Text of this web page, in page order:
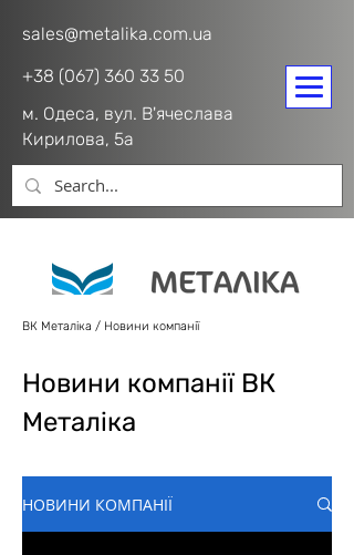
sales@metalika.com.ua
+38 (067) 360 33 50
м. Одеса, вул. В'ячеслава
Кирилова, 5а
Новини компанії ВК
Металіка
ВК Металіка / Новини компанії
НОВИНИ КОМПАНІЇ